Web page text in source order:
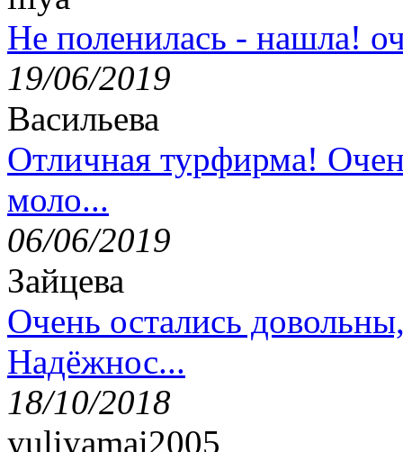
Не поленилась - нашла!
19/06/2019
Васильева
Отличная турфирма!
моло...
06/06/2019
Зайцева
Очень остались
Надёжнос...
18/10/2018
yuliyamai2005